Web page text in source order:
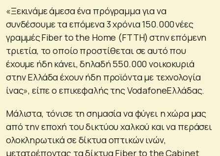
«Ξεκινάμε άμεσα ένα πρόγραμμα για να
συνδέσουμε τα επόμενα 3 χρόνια 150.000 νέες
γραμμές Fiber to the Home (FTTH) στην επόμενη
τριετία, το οποίο προστίθεται σε αυτό που
έχουμε ήδη κάνει, δηλαδή 550.000 νοικοκυριά
στην Ελλάδα έχουν ήδη προϊόντα με τεχνολογία
ίνας», είπε ο επικεφαλής της VodafoneΕλλάδας.
Μάλιστα, τόνισε τη σημασία να φύγει η χώρα μας
από την εποχή του δικτύου χαλκού και να περάσει
ολοκληρωτικά σε δίκτυα οπτικών ινών,
μετατρέποντας τα δίκτυα Fiber to the Cabinet